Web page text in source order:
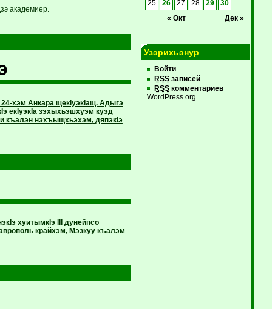
академиер.
хэм Анкара щекIуэкIащ. Адыгэ
екIуэкIа зэхыхьэшхуэм куэд
нэхъыщхьэхэм, дяпэкIэ
хуитымкIэ III дунейпсо
крайхэм, Мэзкуу къалэм
« Окт Дек »
25 26 27 28 29 30
Узэрихьэнур
Войти
RSSзаписей
RSSкомментариев
WordPress.org